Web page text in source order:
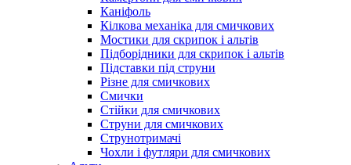
Каніфоль
Кілкова механіка для смичкових
Мостики для скрипок і альтів
Підборiдники для скрипок і альтів
Підставки під струни
Різне для смичкових
Смички
Стійки для смичкових
Струни для смичкових
Струнотримачі
Чохли і футляри для смичкових